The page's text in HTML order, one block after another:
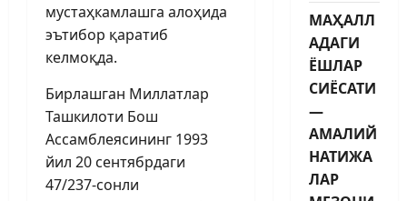
мустаҳкамлашга алоҳида
эътибор қаратиб
келмоқда.
Бирлашган Миллатлар
Ташкилоти Бош
Ассамблеясининг 1993
йил 20 сентябрдаги
47/237-сонли
МАҲАЛЛ
АДАГИ
ЁШЛАР
СИЁСАТИ
—
АМАЛИЙ
НАТИЖА
ЛАР